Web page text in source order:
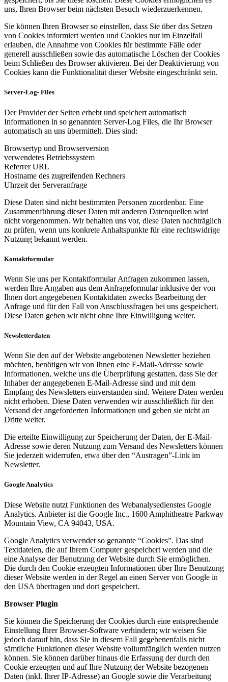
uns, Ihren Browser beim nächsten Besuch wiederzuerkennen.
Sie können Ihren Browser so einstellen, dass Sie über das Setzen
von Cookies informiert werden und Cookies nur im Einzelfall
erlauben, die Annahme von Cookies für bestimmte Fälle oder
generell ausschließen sowie das automatische Löschen der Cookies
beim Schließen des Browser aktivieren. Bei der Deaktivierung von
Cookies kann die Funktionalität dieser Website eingeschränkt sein.
Server-Log- Files
Der Provider der Seiten erhebt und speichert automatisch
Informationen in so genannten Server-Log Files, die Ihr Browser
automatisch an uns übermittelt. Dies sind:
Browsertyp und Browserversion
verwendetes Betriebssystem
Referrer URL
Hostname des zugreifenden Rechners
Uhrzeit der Serveranfrage
Diese Daten sind nicht bestimmten Personen zuordenbar. Eine
Zusammenführung dieser Daten mit anderen Datenquellen wird
nicht vorgenommen. Wir behalten uns vor, diese Daten nachträglich
zu prüfen, wenn uns konkrete Anhaltspunkte für eine rechtswidrige
Nutzung bekannt werden.
Kontaktformular
Wenn Sie uns per Kontaktformular Anfragen zukommen lassen,
werden Ihre Angaben aus dem Anfrageformular inklusive der von
Ihnen dort angegebenen Kontaktdaten zwecks Bearbeitung der
Anfrage und für den Fall von Anschlussfragen bei uns gespeichert.
Diese Daten geben wir nicht ohne Ihre Einwilligung weiter.
Newsletterdaten
Wenn Sie den auf der Website angebotenen Newsletter beziehen
möchten, benötigen wir von Ihnen eine E-Mail-Adresse sowie
Informationen, welche uns die Überprüfung gestatten, dass Sie der
Inhaber der angegebenen E-Mail-Adresse sind und mit dem
Empfang des Newsletters einverstanden sind. Weitere Daten werden
nicht erhoben. Diese Daten verwenden wir ausschließlich für den
Versand der angeforderten Informationen und geben sie nicht an
Dritte weiter.
Die erteilte Einwilligung zur Speicherung der Daten, der E-Mail-
Adresse sowie deren Nutzung zum Versand des Newsletters können
Sie jederzeit widerrufen, etwa über den “Austragen”-Link im
Newsletter.
Google Analytics
Diese Website nutzt Funktionen des Webanalysedienstes Google
Analytics. Anbieter ist die Google Inc., 1600 Amphitheatre Parkway
Mountain View, CA 94043, USA.
Google Analytics verwendet so genannte “Cookies”. Das sind
Textdateien, die auf Ihrem Computer gespeichert werden und die
eine Analyse der Benutzung der Website durch Sie ermöglichen.
Die durch den Cookie erzeugten Informationen über Ihre Benutzung
dieser Website werden in der Regel an einen Server von Google in
den USA übertragen und dort gespeichert.
Browser Plugin
Sie können die Speicherung der Cookies durch eine entsprechende
Einstellung Ihrer Browser-Software verhindern; wir weisen Sie
jedoch darauf hin, dass Sie in diesem Fall gegebenenfalls nicht
sämtliche Funktionen dieser Website vollumfänglich werden nutzen
können. Sie können darüber hinaus die Erfassung der durch den
Cookie erzeugten und auf Ihre Nutzung der Website bezogenen
Daten (inkl. Ihrer IP-Adresse) an Google sowie die Verarbeitung